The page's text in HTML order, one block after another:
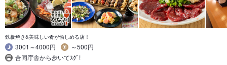
鉄板焼き&美味しい肴が愉しめる店！
3001～4000円
～500円
合同庁舎から歩いてｽｸﾞ!